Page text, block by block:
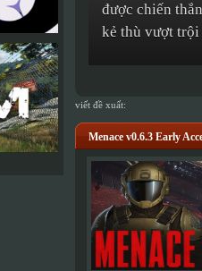
được chiến
kẻ thù vượt trội
viết đề xuất:
Menace v0.6.3 Early